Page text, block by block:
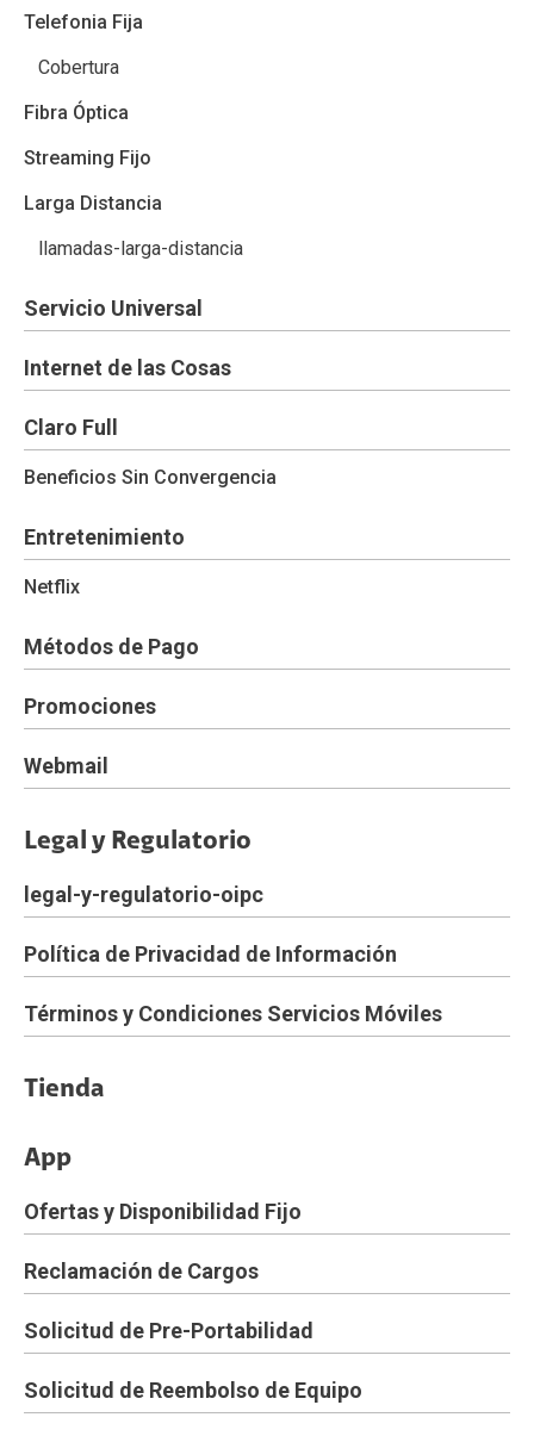
Telefonia Fija
Cobertura
Fibra Óptica
Streaming Fijo
Larga Distancia
llamadas-larga-distancia
Servicio Universal
Internet de las Cosas
Claro Full
Beneficios Sin Convergencia
Entretenimiento
Netflix
Métodos de Pago
Promociones
Webmail
Legal y Regulatorio
legal-y-regulatorio-oipc
Política de Privacidad de Información
Términos y Condiciones Servicios Móviles
Tienda
App
Ofertas y Disponibilidad Fijo
Reclamación de Cargos
Solicitud de Pre-Portabilidad
Solicitud de Reembolso de Equipo